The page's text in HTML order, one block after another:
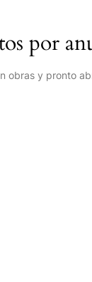
por
obras y pronto